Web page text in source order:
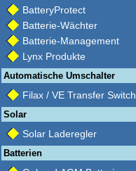
BatteryProtect
Batterie-Wächter
Batterie-Management
Lynx Produkte
Automatische Umschalter
Filax / VE Transfer Switch
Solar
Solar Laderegler
Batterien